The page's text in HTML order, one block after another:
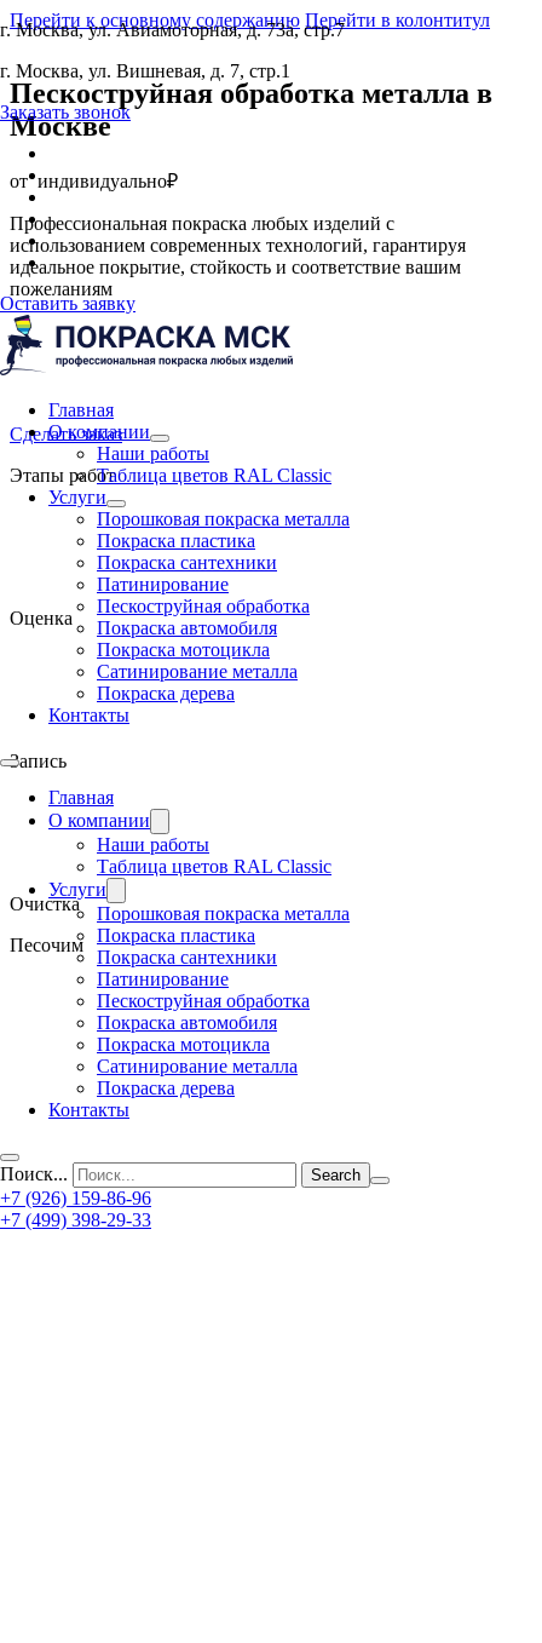
Перейти к основному содержанию Перейти в колонтитул
г. Москва, ул. Авиамоторная, д. 73а, стр.7
г. Москва, ул. Вишневая, д. 7, стр.1
Заказать звонок
Оставить заявку
Главная
О компании
Наши работы
Таблица цветов RAL Classic
Услуги
Порошковая покраска металла
Покраска пластика
Покраска сантехники
Патинирование
Пескоструйная обработка
Покраска автомобиля
Покраска мотоцикла
Сатинирование металла
Покраска дерева
Контакты
Главная
О компании
Наши работы
Таблица цветов RAL Classic
Услуги
Порошковая покраска металла
Покраска пластика
Покраска сантехники
Патинирование
Пескоструйная обработка
Покраска автомобиля
Покраска мотоцикла
Сатинирование металла
Покраска дерева
Контакты
Поиск...
+7 (926) 159-86-96
+7 (499) 398-29-33
Пескоструйная обработка металла в
Москве
от индивидуально₽
Профессиональная покраска любых изделий с
использованием современных технологий, гарантируя
идеальное покрытие, стойкость и соответствие вашим
пожеланиям
Сделать заказ
Этапы работ
Оценка
Запись
Очистка
Песочим